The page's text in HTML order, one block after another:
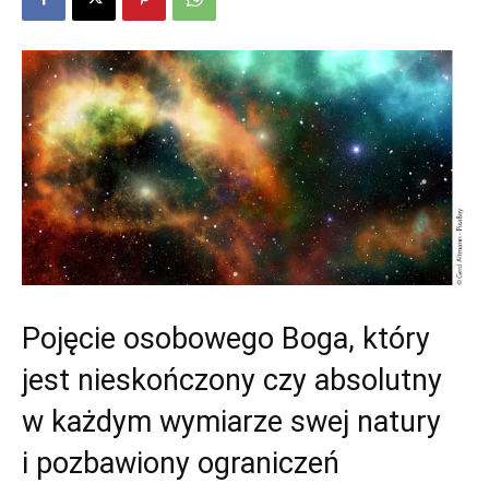
Pojęcie osobowego Boga, który
jest nieskończony czy absolutny
w każdym wymiarze swej natury
i pozbawiony ograniczeń